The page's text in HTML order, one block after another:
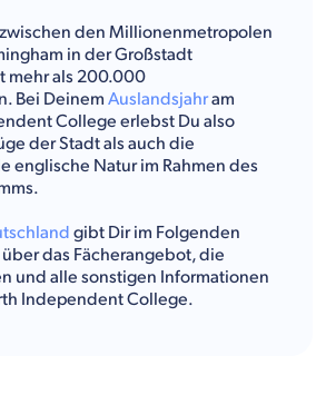
den Millionenmetropolen
in der Großstadt
mehr als 200.000
Bei Deinem Auslandsjahram
College erlebst Du also
der Stadt als auch die
englische Natur im Rahmen des
gibt Dir im Folgenden
das Fächerangebot, die
und alle sonstigen Informationen
Independent College.